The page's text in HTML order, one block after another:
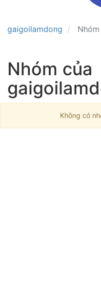
gaigoilamdong Nhóm
Nhóm của
Không có